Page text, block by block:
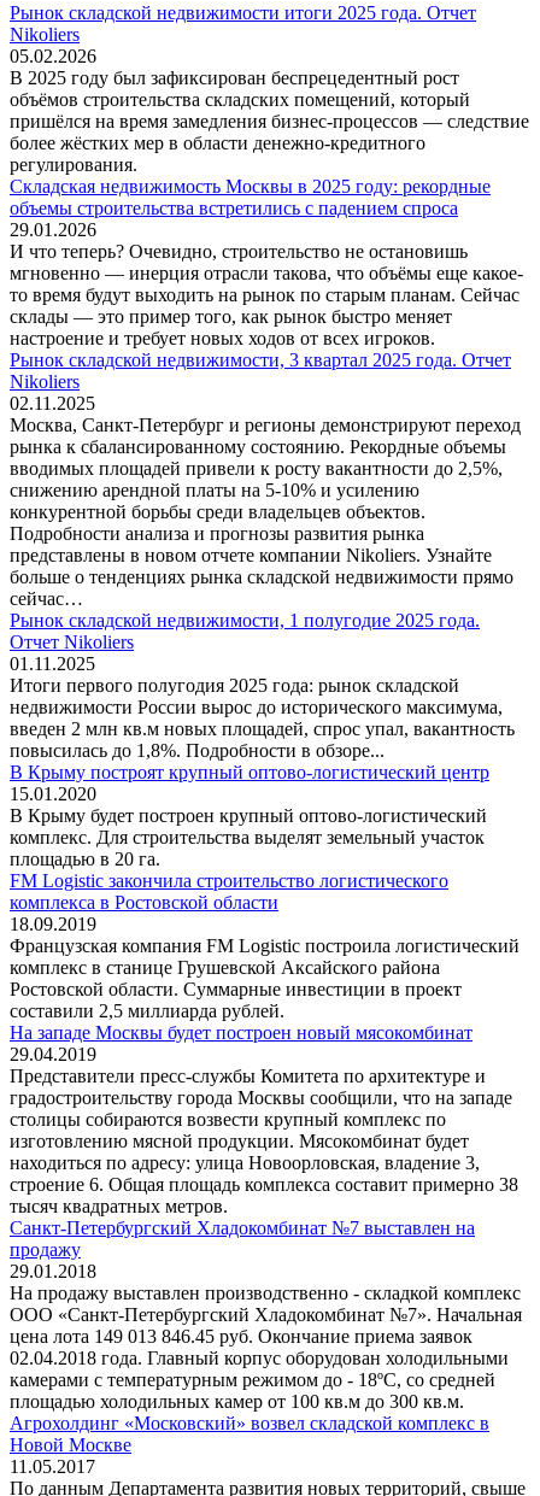
Рынок складской недвижимости итоги 2025 года. Отчет
Nikoliers
05.02.2026
В 2025 году был зафиксирован беспрецедентный рост
объёмов строительства складских помещений, который
пришёлся на время замедления бизнес-процессов — следствие
более жёстких мер в области денежно-кредитного
регулирования.
Складская недвижимость Москвы в 2025 году: рекордные
объемы строительства встретились с падением спроса
29.01.2026
И что теперь? Очевидно, строительство не остановишь
мгновенно — инерция отрасли такова, что объёмы еще какое-
то время будут выходить на рынок по старым планам. Сейчас
склады — это пример того, как рынок быстро меняет
настроение и требует новых ходов от всех игроков.
Рынок складской недвижимости, 3 квартал 2025 года. Отчет
Nikoliers
02.11.2025
Москва, Санкт-Петербург и регионы демонстрируют переход
рынка к сбалансированному состоянию. Рекордные объемы
вводимых площадей привели к росту вакантности до 2,5%,
снижению арендной платы на 5-10% и усилению
конкурентной борьбы среди владельцев объектов.
Подробности анализа и прогнозы развития рынка
представлены в новом отчете компании Nikoliers. Узнайте
больше о тенденциях рынка складской недвижимости прямо
сейчас…
Рынок складской недвижимости, 1 полугодие 2025 года.
Отчет Nikoliers
01.11.2025
Итоги первого полугодия 2025 года: рынок складской
недвижимости России вырос до исторического максимума,
введен 2 млн кв.м новых площадей, спрос упал, вакантность
повысилась до 1,8%. Подробности в обзоре...
В Крыму построят крупный оптово-логистический центр
15.01.2020
В Крыму будет построен крупный оптово-логистический
комплекс. Для строительства выделят земельный участок
площадью в 20 га.
FM Logistic закончила строительство логистического
комплекса в Ростовской области
18.09.2019
Французская компания FM Logistic построила логистический
комплекс в станице Грушевской Аксайского района
Ростовской области. Суммарные инвестиции в проект
составили 2,5 миллиарда рублей.
На западе Москвы будет построен новый мясокомбинат
29.04.2019
Представители пресс-службы Комитета по архитектуре и
градостроительству города Москвы сообщили, что на западе
столицы собираются возвести крупный комплекс по
изготовлению мясной продукции. Мясокомбинат будет
находиться по адресу: улица Новоорловская, владение 3,
строение 6. Общая площадь комплекса составит примерно 38
тысяч квадратных метров.
Санкт-Петербургский Хладокомбинат №7 выставлен на
продажу
29.01.2018
На продажу выставлен производственно - складкой комплекс
ООО «Санкт-Петербургский Хладокомбинат №7». Начальная
цена лота 149 013 846.45 руб. Окончание приема заявок
02.04.2018 года. Главный корпус оборудован холодильными
камерами с температурным режимом до - 18ºC, со средней
площадью холодильных камер от 100 кв.м до 300 кв.м.
Агрохолдинг «Московский» возвел складской комплекс в
Новой Москве
11.05.2017
По данным Департамента развития новых территорий, свыше